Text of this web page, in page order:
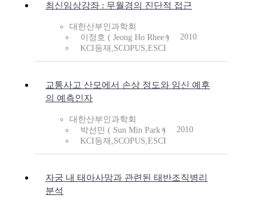
최신임상강좌 : 무월경의 진단적 접근
대한산부인과학회
이정호 ( Jeong Ho Rhee )
2010
KCI등재,SCOPUS,ESCI
교통사고 산모에서 손상 정도와 임신 예후
의 예측인자
대한산부인과학회
박선민 ( Sun Min Park )
2010
KCI등재,SCOPUS,ESCI
자궁 내 태아사망과 관련된 태반조직병리
분석